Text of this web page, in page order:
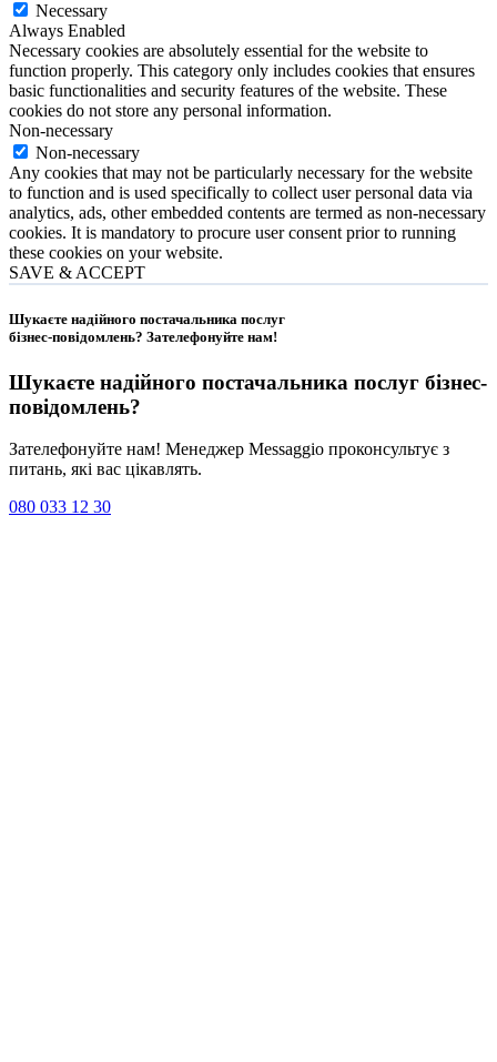
Necessary
Always Enabled
Necessary cookies are absolutely essential for the website to
function properly. This category only includes cookies that ensures
basic functionalities and security features of the website. These
cookies do not store any personal information.
Non-necessary
Non-necessary
Any cookies that may not be particularly necessary for the website
to function and is used specifically to collect user personal data via
analytics, ads, other embedded contents are termed as non-necessary
cookies. It is mandatory to procure user consent prior to running
these cookies on your website.
SAVE & ACCEPT
Шукаєте надійного постачальника послуг
бізнес-повідомлень? Зателефонуйте нам!
Шукаєте надійного постачальника послуг бізнес-
повідомлень?
Зателефонуйте нам! Менеджер Messaggio проконсультує з
питань, які вас цікавлять.
080 033 12 30